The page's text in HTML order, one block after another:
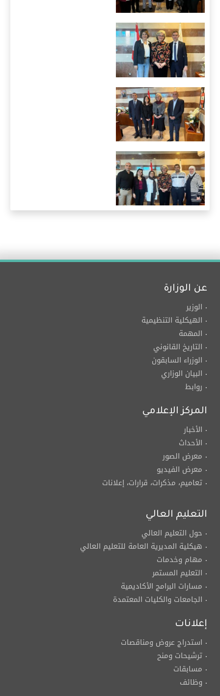
عن الوزارة
الوزير
الهيكلية التنظيمية
المهمة
التاريخ القانوني
الوزراء السابقون
البيان الوزاري
روابط
المركز الإعلامي
الأخبار
الأحداث
معرض الصور
معرض الفيديو
تعاميم، مذكرات، قرارات، إعلانات
التعليم العالي
حول التعليم العالي
هيكلية المديرية العامة للتعليم العالي
مهام وخدمات
التعليم المستمر
مسارات البرامج الأكاديمية
الجامعات والكليات المعتمدة
إعلانات
استدراج عروض ومناقصات
ترشيحات ومنح
مسابقات
وظائف